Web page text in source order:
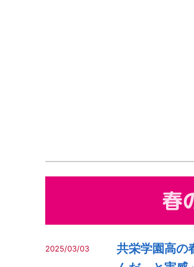
2025/03/03
共栄学園高の